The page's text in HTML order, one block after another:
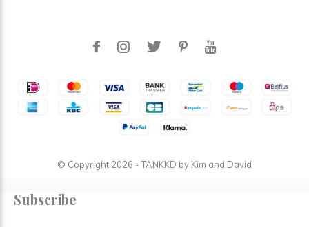
© Copyright 2026 - TANKKD by Kim and David
Subscribe